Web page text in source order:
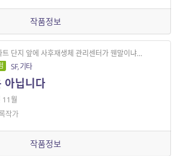
작품정보
단지 앞에 사후재생체 관리센터가 웬말이냐...
SF, 기타
아닙니다
11월
작가
작품정보